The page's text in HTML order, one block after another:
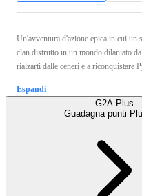
Un'avventura d'azione epica in cui un
clan distrutto in un mondo dilaniato
rialzarti dalle ceneri e a riconquistare
Espandi
G2A Plus
Guadagna punti